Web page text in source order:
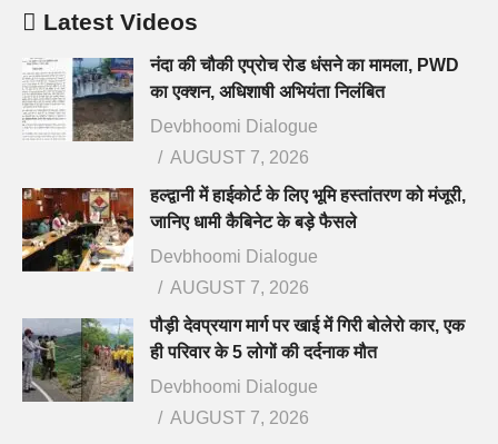
Latest Videos
नंदा की चौकी एप्रोच रोड धंसने का मामला, PWD
का एक्शन, अधिशाषी अभियंता निलंबित
Devbhoomi Dialogue
AUGUST 7, 2026
हल्द्वानी में हाईकोर्ट के लिए भूमि हस्तांतरण को मंजूरी,
जानिए धामी कैबिनेट के बड़े फैसले
Devbhoomi Dialogue
AUGUST 7, 2026
पौड़ी देवप्रयाग मार्ग पर खाई में गिरी बोलेरो कार, एक
ही परिवार के 5 लोगों की दर्दनाक मौत
Devbhoomi Dialogue
AUGUST 7, 2026